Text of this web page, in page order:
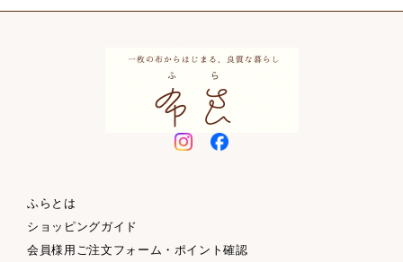
ふらとは
ショッピングガイド
会員様用ご注文フォーム・ポイント確認